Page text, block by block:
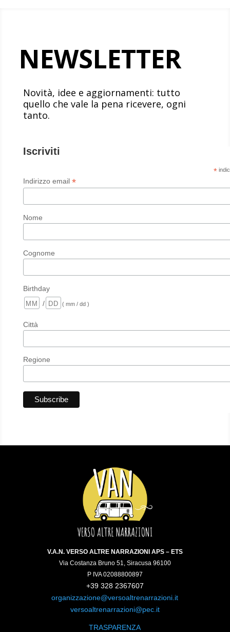
NEWSLETTER
Novità, idee e aggiornamenti: tutto
quello che vale la pena ricevere, ogni
tanto.
Iscriviti
*
Indirizzo email *
Nome
Cognome
Birthday
/
( mm / dd )
Città
Regione
V.A.N. VERSO ALTRE NARRAZIONI APS – ETS
Via Costanza Bruno 51, Siracusa 96100
P IVA 02088800897
+39 328 2367607
organizzazione@versoaltrenarrazioni.it
versoaltrenarrazioni@pec.it
TRASPARENZA